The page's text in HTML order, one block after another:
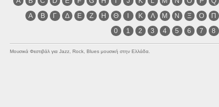
Α
Β Γ Δ Ε Ζ Η Θ Ι Κ Λ Μ Ν Ξ Ο
Π
0
1 2 3 4 5 6 7 8
Μουσικά Φεστιβάλ για Jazz, Rock, Blues μουσική στην Ελλάδα.